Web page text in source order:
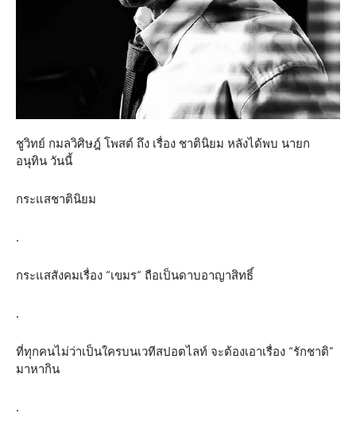
ชูวิทย์ กมลวิศิษฎ์ โพสต์ ถึง เรื่อง ชาตินิยม หลังได้พบ นายก
อนุทิน วันนี้
กระแสชาตินิยม
.
กระแสสังคมเรื่อง “เขมร“ ถือเป็นดาบอาญาสิทธิ์
.
ที่ทุกคนไม่ว่าเป็นใครบนเวทีสปอตไลท์ จะต้องเอาเรื่อง “รักชาติ”
มาหากิน
.